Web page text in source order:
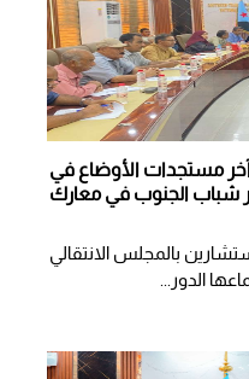
مستجدات الأوضاع في
شباب الجنوب في معارك
بالمجلس الانتقالي
الدور...